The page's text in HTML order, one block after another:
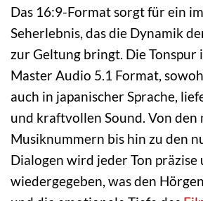
Das 16:9-Format sorgt für ein
Seherlebnis, das die Dynamik
zur Geltung bringt. Die Tonspur
Master Audio 5.1 Format,
auch in japanischer Sprache,
und kraftvollen Sound. Von
Musiknummern bis hin zu den
Dialogen wird jeder Ton
wiedergegeben, was den